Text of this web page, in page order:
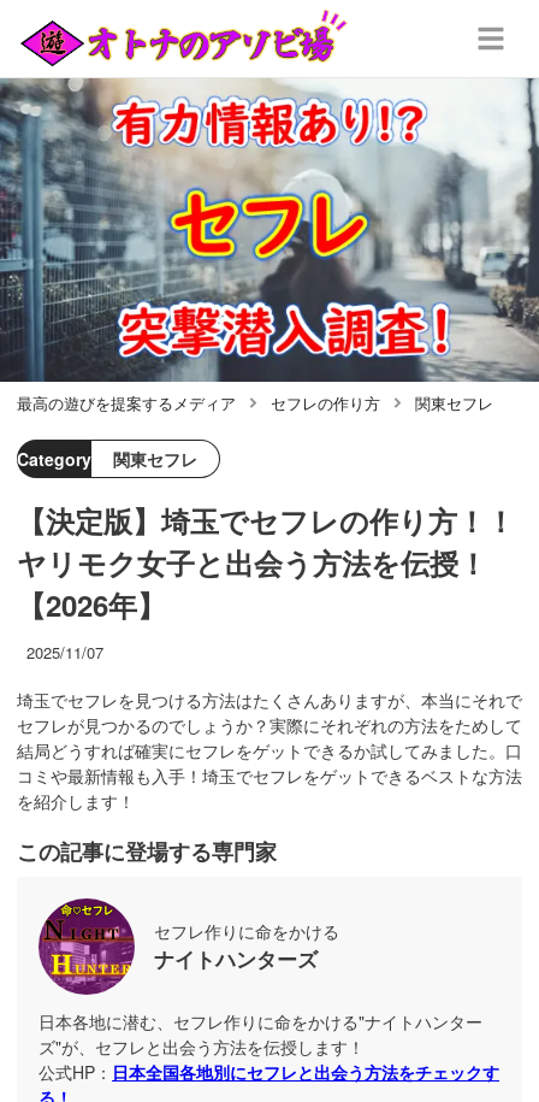
最高の遊びを提案するメディア セフレの作り方 関東セフレ
Category 関東セフレ
【決定版】埼玉でセフレの作り方！！
ヤリモク女子と出会う方法を伝授！
【2026年】
2025/11/07
埼玉でセフレを見つける方法はたくさんありますが、本当にそれで
セフレが見つかるのでしょうか？実際にそれぞれの方法をためして
結局どうすれば確実にセフレをゲットできるか試してみました。口
コミや最新情報も入手！埼玉でセフレをゲットできるベストな方法
を紹介します！
この記事に登場する専門家
セフレ作りに命をかける
ナイトハンターズ
日本各地に潜む、セフレ作りに命をかける"ナイトハンター
ズ"が、セフレと出会う方法を伝授します！
公式HP： 日本全国各地別にセフレと出会う方法をチェックす